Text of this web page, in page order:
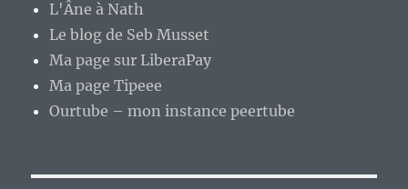
L'Âne à Nath
Le blog de Seb Musset
Ma page sur LiberaPay
Ma page Tipeee
Ourtube – mon instance peertube